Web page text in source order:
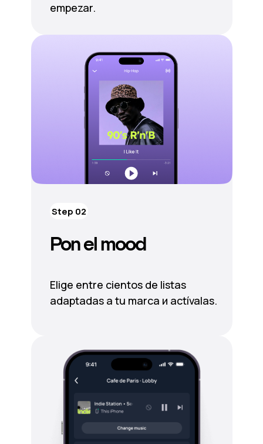
empezar.
Pon el mood
Elige entre cientos de listas
adaptadas a tu marca и actívalas.
Step 02